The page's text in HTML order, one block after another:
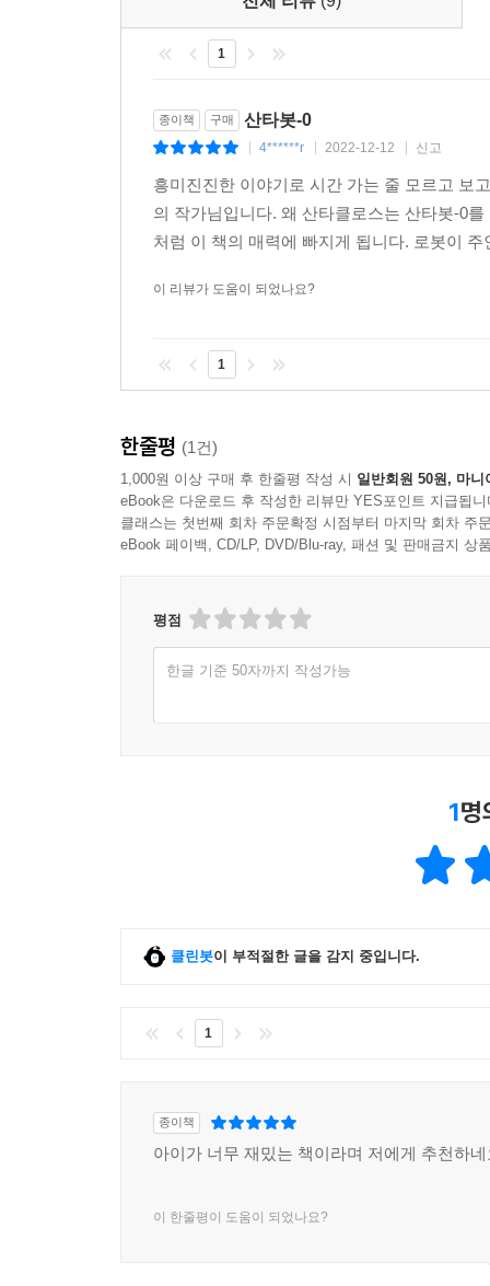
1
종이책 구매 산타봇-0
4******r 2022-12-12 신고
흥미진진한 이야기로 시간 가는 줄 모르고 보
의 작가님입니다. 왜 산타클로스는 산타봇-0
처럼 이 책의 매력에 빠지게 됩니다. 로봇이
이 리뷰가 도움이 되었나요?
1
한줄평 (1건)
1,000원 이상 구매 후 한줄평 작성 시 일반회원 50원, 마니
eBook은 다운로드 후 작성한 리뷰만 YES포인트 지급됩니
클래스는 첫번째 회차 주문확정 시점부터 마지막 회차 주
eBook 페이백, CD/LP, DVD/Blu-ray, 패션 및 판매금지 상
평점
한글 기준 50자까지 작성가능
1명
클린봇이 부적절한 글을 감지 중입니다.
1
종이책
아이가 너무 재밌는 책이라며 저에게 추천하
이 한줄평이 도움이 되었나요?